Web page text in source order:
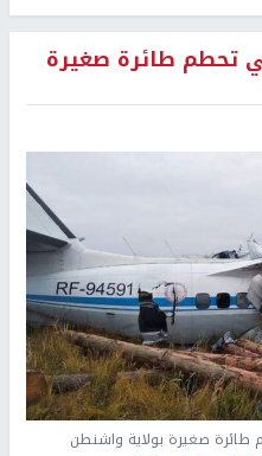
تحطم طائرة صغيرة
صغيرة بولاية واشنطن